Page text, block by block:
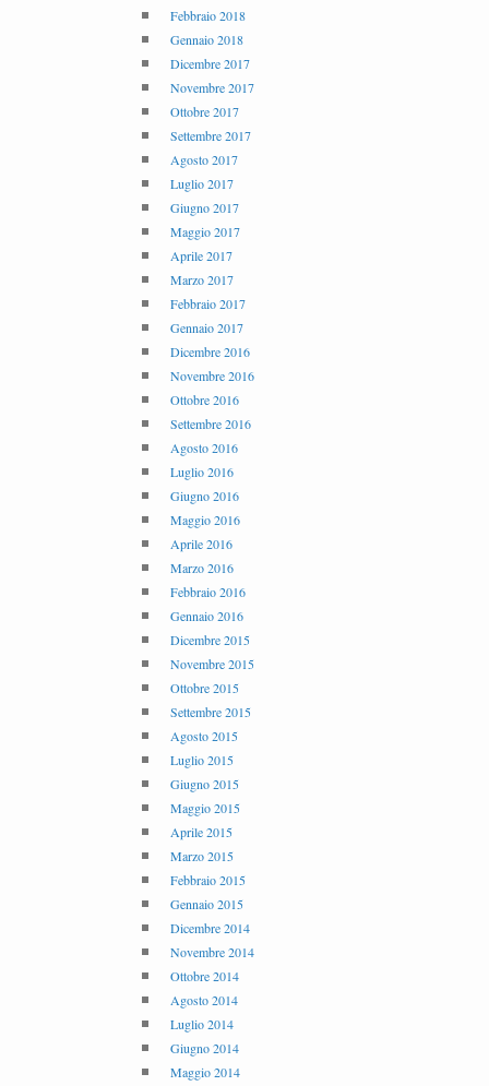
Febbraio 2018
Gennaio 2018
Dicembre 2017
Novembre 2017
Ottobre 2017
Settembre 2017
Agosto 2017
Luglio 2017
Giugno 2017
Maggio 2017
Aprile 2017
Marzo 2017
Febbraio 2017
Gennaio 2017
Dicembre 2016
Novembre 2016
Ottobre 2016
Settembre 2016
Agosto 2016
Luglio 2016
Giugno 2016
Maggio 2016
Aprile 2016
Marzo 2016
Febbraio 2016
Gennaio 2016
Dicembre 2015
Novembre 2015
Ottobre 2015
Settembre 2015
Agosto 2015
Luglio 2015
Giugno 2015
Maggio 2015
Aprile 2015
Marzo 2015
Febbraio 2015
Gennaio 2015
Dicembre 2014
Novembre 2014
Ottobre 2014
Agosto 2014
Luglio 2014
Giugno 2014
Maggio 2014